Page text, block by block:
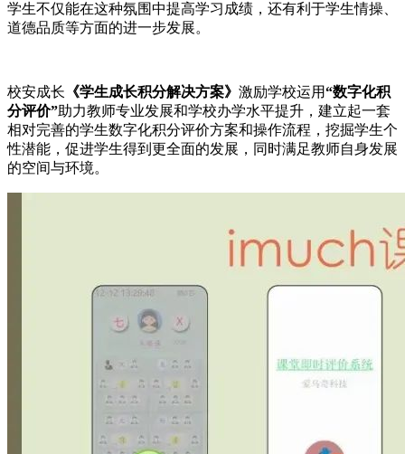
学生不仅能在这种氛围中提高学习成绩，还有利于学生情操、
道德品质等方面的进一步发展。
校安成长 《学生成长积分解决方案》 激励学校运用“数字化积
分评价”助力教师专业发展和学校办学水平提升，建立起一套
相对完善的学生数字化积分评价方案和操作流程，挖掘学生个
性潜能，促进学生得到更全面的发展，同时满足教师自身发展
的空间与环境。